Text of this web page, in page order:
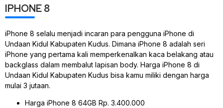
IPHONE 8
iPhone 8 selalu menjadi incaran para pengguna iPhone di
Undaan Kidul Kabupaten Kudus. Dimana iPhone 8 adalah seri
iPhone yang pertama kali memperkenalkan kaca belakang atau
backglass dalam membalut lapisan body. Harga iPhone 8 di
Undaan Kidul Kabupaten Kudus bisa kamu miliki dengan harga
mulai 3 jutaan.
Harga iPhone 8 64GB Rp. 3.400.000